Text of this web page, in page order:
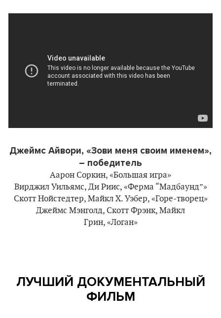
Джеймс Айвори, «Зови меня своим именем»,
– победитель
Аарон Соркин, «Большая игра»
Вирджил Уильямс, Ди Риис, «Ферма “Мадбаунд”»
Скотт Нойстедтер, Майкл Х. Уэбер, «Горе-творец»
Джеймс Мэнголд, Скотт Фрэнк, Майкл
Грин, «Логан»
ЛУЧШИЙ ДОКУМЕНТАЛЬНЫЙ
ФИЛЬМ